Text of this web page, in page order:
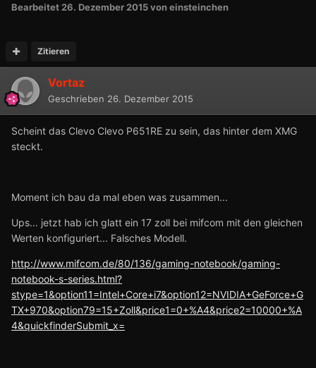
Bearbeitet 26. Dezember 2015von einsteinchen
Zitieren
Vortaz
Geschrieben 26. Dezember 2015
Scheint das Clevo Clevo P651RE zu sein, das hinter dem XMG
steckt.
Moment ich bau da mal eben was zusammen...
Ups... jetzt hab ich glatt ein 17 zoll bei mifcom mit den gleichen
Werten konfiguriert... Falsches Modell.
http://www.mifcom.de/80/136/gaming-notebook/gaming-
notebook-s-series.html?
stype=1&option11=Intel+Core+i7&option12=NVIDIA+GeForce+G
TX+970&option79=15+Zoll&price1=0+%A4&price2=10000+%A
4&quickfinderSubmit_x=